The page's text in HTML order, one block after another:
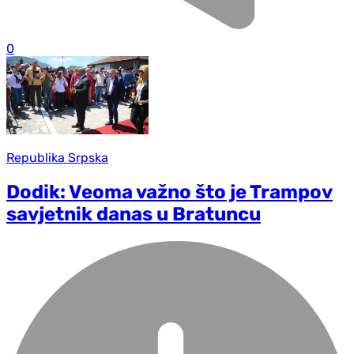
0
Republika Srpska
Dodik: Veoma važno što je Trampov
savjetnik danas u Bratuncu